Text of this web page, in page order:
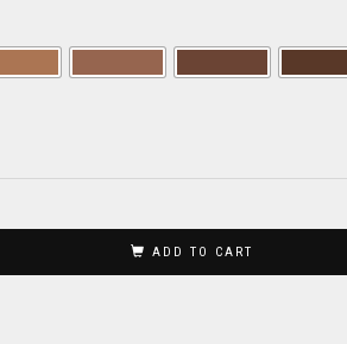
ADD TO CART